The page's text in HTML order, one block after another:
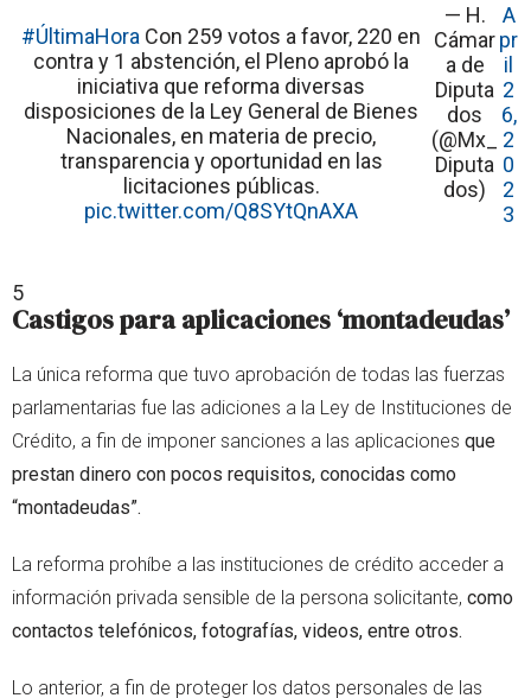
#ÚltimaHora Con 259 votos a favor, 220 en
contra y 1 abstención, el Pleno aprobó la
iniciativa que reforma diversas
disposiciones de la Ley General de Bienes
Nacionales, en materia de precio,
transparencia y oportunidad en las
licitaciones públicas.
pic.twitter.com/Q8SYtQnAXA
— H.
Cámar
a de
Diputa
dos
(@Mx_
Diputa
dos)
A
pr
il
2
6,
2
0
2
3
5
Castigos para aplicaciones ‘montadeudas’
La única reforma que tuvo aprobación de todas las fuerzas
parlamentarias fue las adiciones a la Ley de Instituciones de
Crédito, a fin de imponer sanciones a las aplicaciones que
prestan dinero con pocos requisitos, conocidas como
“montadeudas”.
La reforma prohíbe a las instituciones de crédito acceder a
información privada sensible de la persona solicitante, como
contactos telefónicos, fotografías, videos, entre otros.
Lo anterior, a fin de proteger los datos personales de las